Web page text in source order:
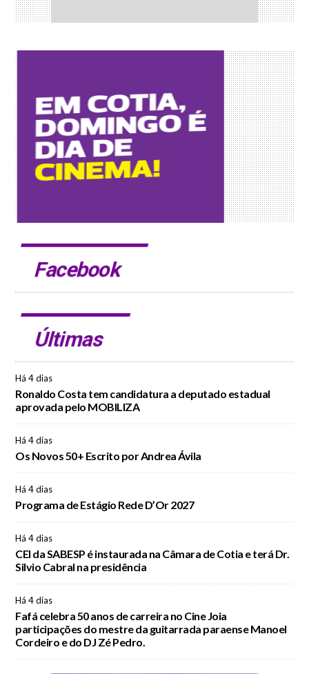
Facebook
Últimas
Há 4 dias
Ronaldo Costa tem candidatura a deputado estadual
aprovada pelo MOBILIZA
Há 4 dias
Os Novos 50+ Escrito por Andrea Ávila
Há 4 dias
Programa de Estágio Rede D’Or 2027
Há 4 dias
CEI da SABESP é instaurada na Câmara de Cotia e terá Dr.
Silvio Cabral na presidência
Há 4 dias
Fafá celebra 50 anos de carreira no Cine Joia
participações do mestre da guitarrada paraense Manoel
Cordeiro e do DJ Zé Pedro.